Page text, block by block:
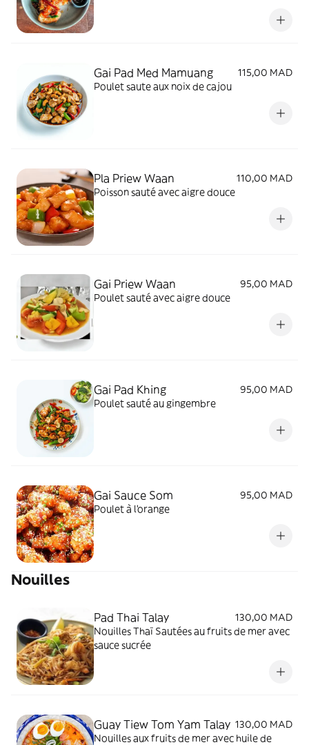
Gai Pad Med Mamuang
115,00 MAD
Poulet saute aux noix de cajou
Pla Priew Waan
110,00 MAD
Poisson sauté avec aigre douce
Gai Priew Waan
95,00 MAD
Poulet sauté avec aigre douce
Gai Pad Khing
95,00 MAD
Poulet sauté au gingembre
Gai Sauce Som
95,00 MAD
Poulet à l'orange
Nouilles
Pad Thai Talay
130,00 MAD
Nouilles Thaï Sautées au fruits de mer avec
sauce sucrée
Guay Tiew Tom Yam Talay 130,00 MAD
Nouilles aux fruits de mer avec huile de